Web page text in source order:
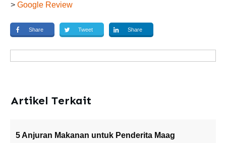
> Google Review
Share Tweet Share
Artikel Terkait
5 Anjuran Makanan untuk Penderita Maag